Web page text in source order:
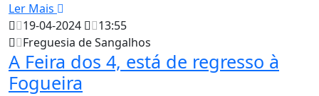
Ler Mais
19-04-2024
13:55
Freguesia de Sangalhos
A Feira dos 4, está de regresso à
Fogueira